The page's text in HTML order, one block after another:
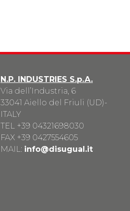
N.P. INDUSTRIES S.p.A.
Via dell’Industria, 6
33041 Aiello del Friuli (UD)-
ITALY
TEL +39 04321698030
FAX +39 0427554605
MAIL: info@disugual.it